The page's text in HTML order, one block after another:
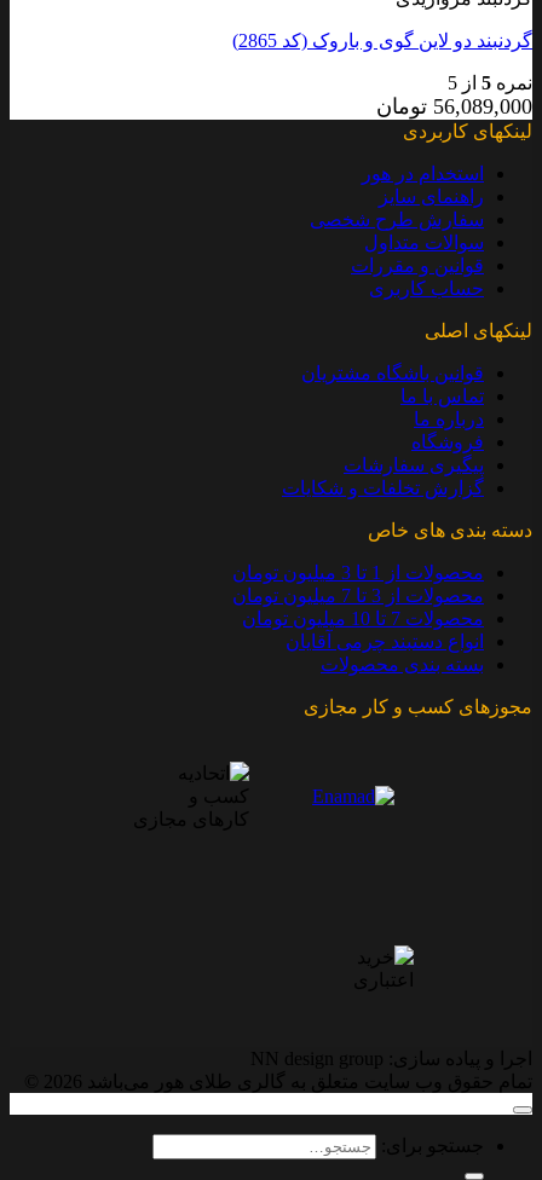
گردنبند دو لاین گوی و باروک (کد 2865)
نمره 5 از 5
56,089,000 تومان
لینکهای کاربردی
استخدام در هور
راهنمای سایز
سفارش طرح شخصی
سوالات متداول
قوانین و مقررات
حساب کاربری
لینکهای اصلی
قوانین باشگاه مشتریان
تماس با ما
درباره ما
فروشگاه
پیگیری سفارشات
گزارش تخلفات و شکایات
دسته بندی های خاص
محصولات از 1 تا 3 میلیون تومان
محصولات از 3 تا 7 میلیون تومان
محصولات 7 تا 10 میلیون تومان
انواع دستبند چرمی آقایان
بسته بندی محصولات
مجوزهای کسب و کار مجازی
اجرا و پیاده سازی: NN design group
تمام حقوق وب سایت متعلق به گالری طلای هور می‌باشد 2026 ©
جستجو برای: